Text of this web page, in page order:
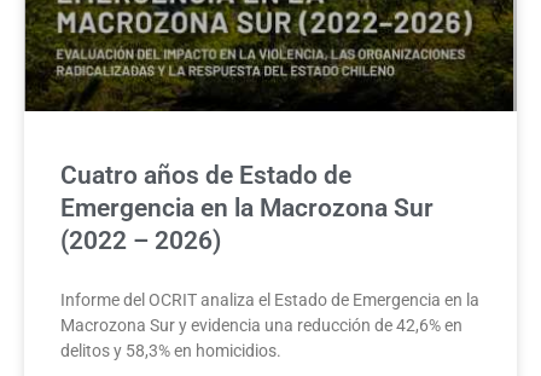
Cuatro años de Estado de
Emergencia en la Macrozona Sur
(2022 – 2026)
Informe del OCRIT analiza el Estado de Emergencia en la
Macrozona Sur y evidencia una reducción de 42,6% en
delitos y 58,3% en homicidios.